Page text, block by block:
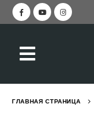
ГЛАВНАЯ СТРАНИЦА